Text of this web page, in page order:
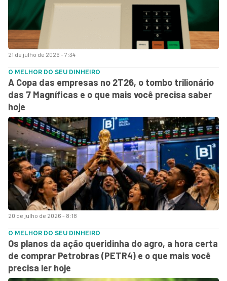
21 de julho de 2026 - 7:34
20 de julho de 2026 - 8:18
O MELHOR DO SEU DINHEIRO
A Copa das empresas no 2T26, o tombo trilionário
das 7 Magníficas e o que mais você precisa saber
hoje
O MELHOR DO SEU DINHEIRO
Os planos da ação queridinha do agro, a hora certa
de comprar Petrobras (PETR4) e o que mais você
precisa ler hoje